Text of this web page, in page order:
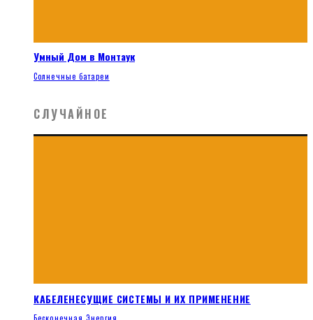
Умный Дом в Монтаук
Солнечные батареи
СЛУЧАЙНОЕ
КАБЕЛЕНЕСУЩИЕ СИСТЕМЫ И ИХ ПРИМЕНЕНИЕ